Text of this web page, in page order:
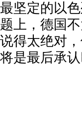
最坚定的以
题上，德国
说得太绝对
将是最后承